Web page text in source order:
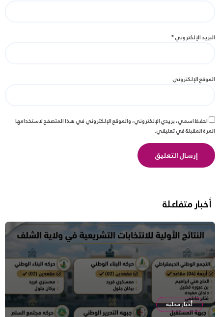
البريد الإلكتروني*
الموقع الإلكتروني
احفظ اسمي، بريدي الإلكتروني، والموقع الإلكتروني في هذا المتصفح لاستخدامها
المرة المقبلة في تعليقي.
أخبار متفاعلة
أخبار محلية